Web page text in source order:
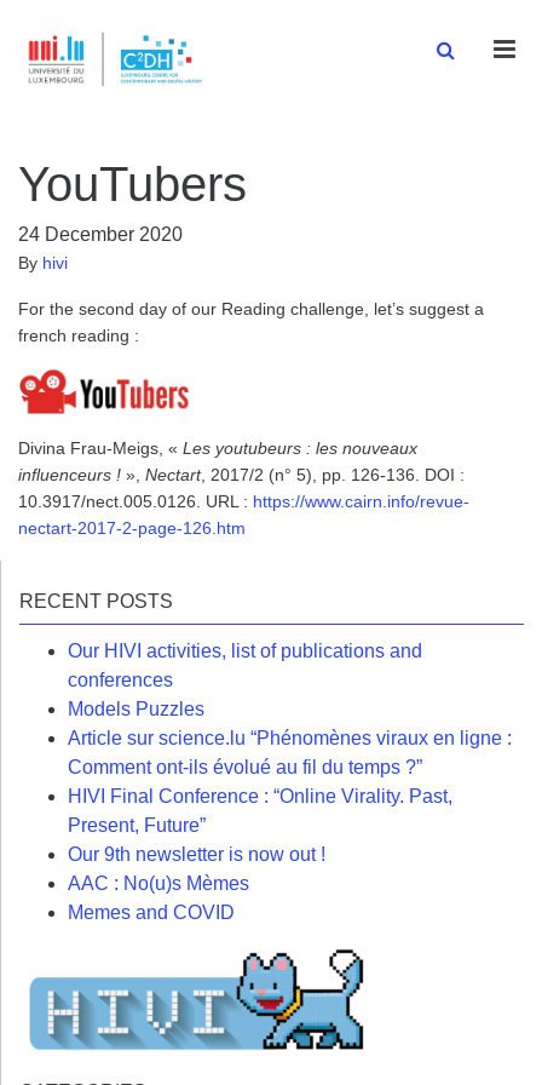
YouTubers
24 December 2020
By hivi
For the second day of our Reading challenge, let’s suggest a
french reading :
Divina Frau-Meigs, « Les youtubeurs : les nouveaux
influenceurs ! », Nectart, 2017/2 (n° 5), pp. 126-136. DOI :
10.3917/nect.005.0126. URL : https://www.cairn.info/revue-
nectart-2017-2-page-126.htm
RECENT POSTS
Our HIVI activities, list of publications and
conferences
Models Puzzles
Article sur science.lu “Phénomènes viraux en ligne :
Comment ont-ils évolué au fil du temps ?”
HIVI Final Conference : “Online Virality. Past,
Present, Future”
Our 9th newsletter is now out !
AAC : No(u)s Mèmes
Memes and COVID